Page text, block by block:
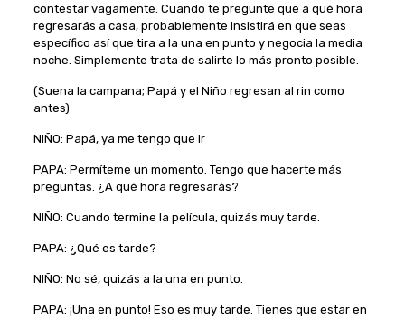
contestar vagamente. Cuando te pregunte que a qué hora
regresarás a casa, probablemente insistirá en que seas
específico así que tira a la una en punto y negocia la media
noche. Simplemente trata de salirte lo más pronto posible.
(Suena la campana; Papá y el Niño regresan al rin como
antes)
NIÑO: Papá, ya me tengo que ir
PAPA: Permíteme un momento. Tengo que hacerte más
preguntas. ¿A qué hora regresarás?
NIÑO: Cuando termine la película, quizás muy tarde.
PAPA: ¿Qué es tarde?
NIÑO: No sé, quizás a la una en punto.
PAPA: ¡Una en punto! Eso es muy tarde. Tienes que estar en